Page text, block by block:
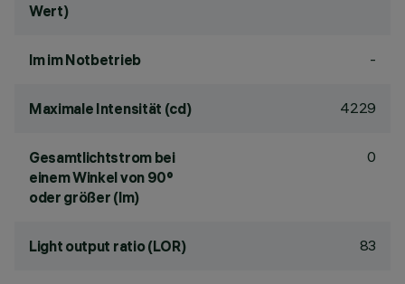
Wert)
lm im Notbetrieb -
Maximale Intensität (cd) 4229
Gesamtlichtstrom bei
einem Winkel von 90°
oder größer (lm)
0
Light output ratio (LOR) 83